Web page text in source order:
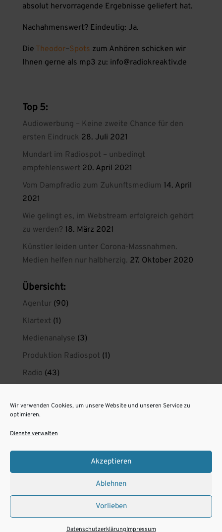
Wir verwenden Cookies, um unsere Website und unseren Service zu
optimieren.
Dienste verwalten
Akzeptieren
Ablehnen
Vorlieben
DatenschutzerklärungImpressum
absolut hervorragende Ergebnisse geliefert hat.
Nachahmenswert? Eindeutig: Ja.
Die Theodor–Spots zum Anhören schicken wir
Ihnen gerne als mp3 zu: info@radiokreaktiv.de
Top 5:
Audiowerbung – Keine zweite Chance für den
ersten Eindruck 28. Juli 2021
Mundart im Radiospot – unbedingt
empfehlenswert 20. April 2021
Vom Dampfradio zum Zukunftsmedium 14. April
2021
Wie gelingt es, im Webstream erfolgreich gehört
zu werden? 18. März 2021
Künstler leiden unter Corona-Massnahmen.
Medien helfen nur halbherzig. 27. Oktober 2020
Übersicht:
Agentur(90)
Klartext (1)
Medienanalyse (3)
Produktion Radiospot (1)
Radio (43)
radiokreaktiv privat(1)
Cookie-Richtlinie (EU)
Instagram Teilnahmebedingungen